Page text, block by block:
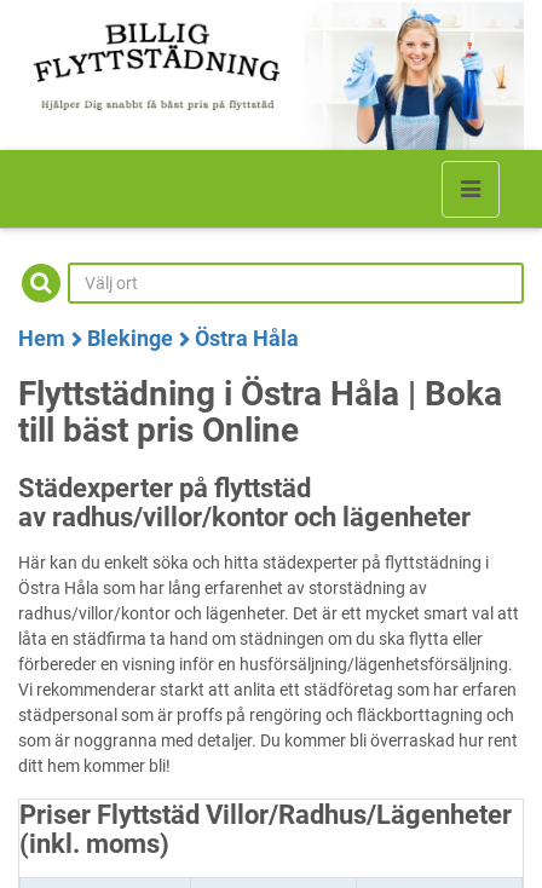
Hem Blekinge Östra Håla
Flyttstädning i Östra Håla | Boka
till bäst pris Online
Städexperter på flyttstäd
av radhus/villor/kontor och lägenheter
Här kan du enkelt söka och hitta städexperter på flyttstädning i
Östra Håla som har lång erfarenhet av storstädning av
radhus/villor/kontor och lägenheter. Det är ett mycket smart val att
låta en städfirma ta hand om städningen om du ska flytta eller
förbereder en visning inför en husförsäljning/lägenhetsförsäljning.
Vi rekommenderar starkt att anlita ett städföretag som har erfaren
städpersonal som är proffs på rengöring och fläckborttagning och
som är noggranna med detaljer. Du kommer bli överraskad hur rent
ditt hem kommer bli!
Priser Flyttstäd Villor/Radhus/Lägenheter
(inkl. moms)